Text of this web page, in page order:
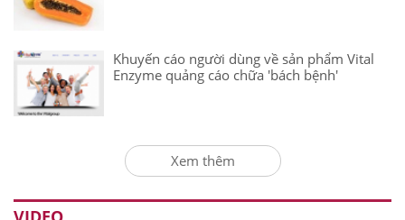
Khuyến cáo người dùng về sản phẩm Vital
Enzyme quảng cáo chữa 'bách bệnh'
Xem thêm